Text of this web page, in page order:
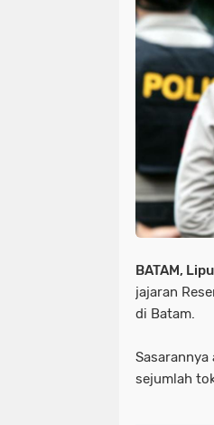
BATAM,
jajaran
di Batam.
sejumlah